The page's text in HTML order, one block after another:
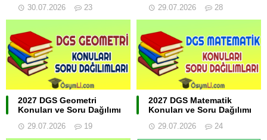
30.07.2026 23 29.07.2026 28
2027 DGS Geometri
Konuları ve Soru Dağılımı
29.07.2026 19
2027 DGS Matematik
Konuları ve Soru Dağılımı
29.07.2026 24